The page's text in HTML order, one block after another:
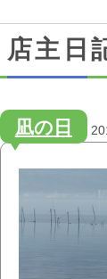
店主日
凪の日